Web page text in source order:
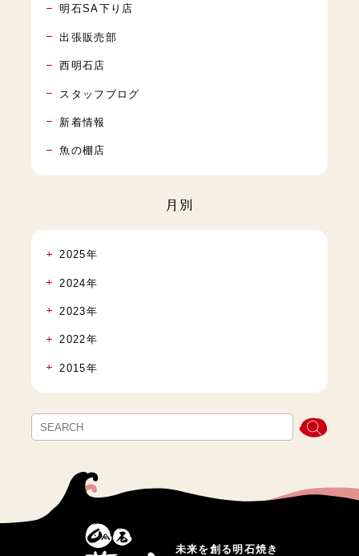
明石SA下り店
出張販売部
西明石店
スタッフブログ
新着情報
魚の棚店
月別
2025年
2024年
2023年
2022年
2015年
未来を創る明石焼き